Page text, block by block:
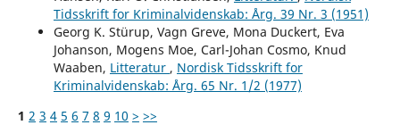
Tidsskrift for Kriminalvidenskab: Årg. 39 Nr. 3 (1951)
Georg K. Stürup, Vagn Greve, Mona Duckert, Eva
Johanson, Mogens Moe, Carl-Johan Cosmo, Knud
Waaben, Litteratur , Nordisk Tidsskrift for
Kriminalvidenskab: Årg. 65 Nr. 1/2 (1977)
1 2 3 4 5 6 7 8 9 10 > >>